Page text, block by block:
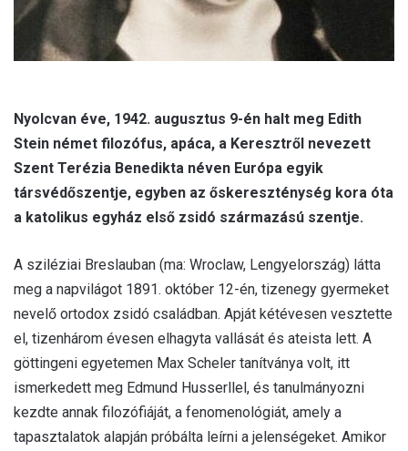
Nyolcvan éve, 1942. augusztus 9-én halt meg Edith
Stein német filozófus, apáca, a Keresztről nevezett
Szent Terézia Benedikta néven Európa egyik
társvédőszentje, egyben az őskereszténység kora óta
a katolikus egyház első zsidó származású szentje.
A sziléziai Breslauban (ma: Wroclaw, Lengyelország) látta
meg a napvilágot 1891. október 12-én, tizenegy gyermeket
nevelő ortodox zsidó családban. Apját kétévesen vesztette
el, tizenhárom évesen elhagyta vallását és ateista lett. A
göttingeni egyetemen Max Scheler tanítványa volt, itt
ismerkedett meg Edmund Husserllel, és tanulmányozni
kezdte annak filozófiáját, a fenomenológiát, amely a
tapasztalatok alapján próbálta leírni a jelenségeket. Amikor